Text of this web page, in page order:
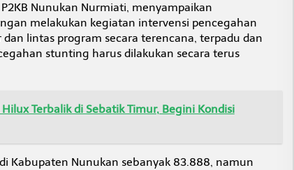
Nunukan Nurmiati, menyampaikan
melakukan kegiatan intervensi pencegahan
lintas program secara terencana, terpadu dan
stunting harus dilakukan secara terus
Terbalik di Sebatik Timur, Begini Kondisi
Kabupaten Nunukan sebanyak 83.888, namun